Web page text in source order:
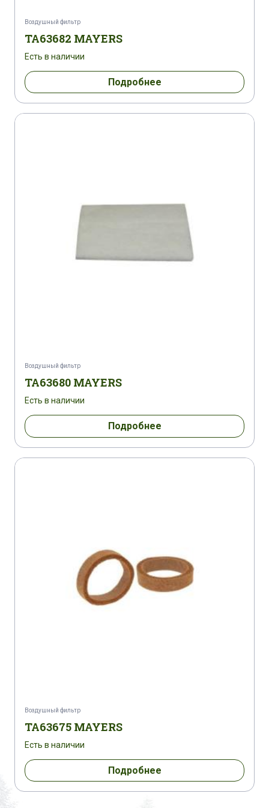
Воздушный фильтр
TA63682 MAYERS
Есть в наличии
Подробнее
Воздушный фильтр
TA63680 MAYERS
Есть в наличии
Подробнее
Воздушный фильтр
TA63675 MAYERS
Есть в наличии
Подробнее